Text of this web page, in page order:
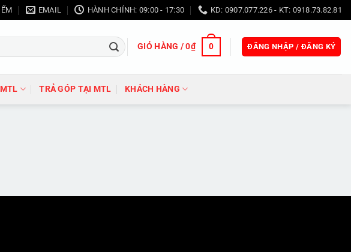
EMAIL HÀNH CHÍNH: 09:00 - 17:30 KD: 0907.077.226 - KT: 0918.73.82.81
GIỎ HÀNG /0₫ 0 ĐĂNG NHẬP / ĐĂNG KÝ
TRẢ GÓP TẠI MTL KHÁCH HÀNG